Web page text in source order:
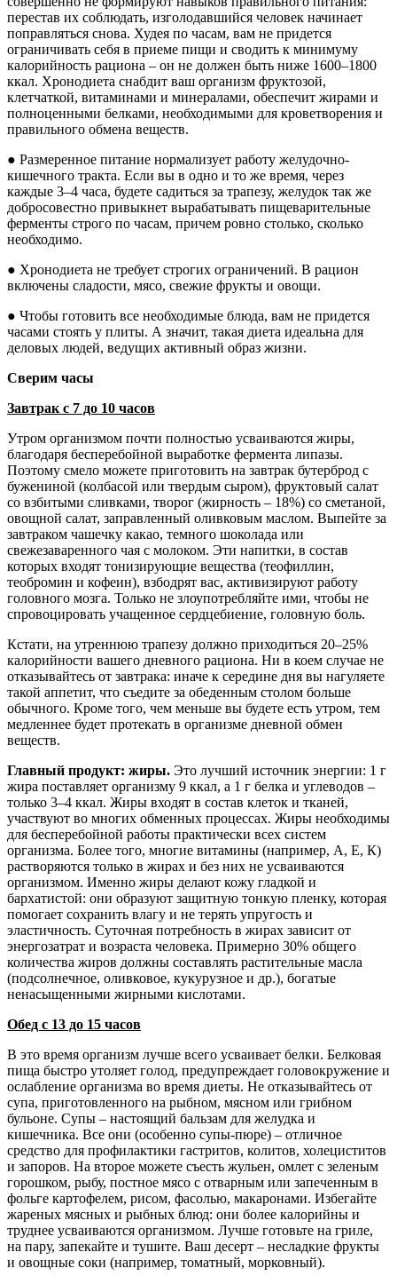
перестав их соблюдать, изголодавшийся человек начинает
поправляться снова. Худея по часам, вам не придется
ограничивать себя в приеме пищи и сводить к минимуму
калорийность рациона – он не должен быть ниже 1600–1800
ккал. Хронодиета снабдит ваш организм фруктозой,
клетчаткой, витаминами и минералами, обеспечит жирами и
полноценными белками, необходимыми для кроветворения и
правильного обмена веществ.
● Размеренное питание нормализует работу желудочно-
кишечного тракта. Если вы в одно и то же время, через
каждые 3–4 часа, будете садиться за трапезу, желудок так же
добросовестно привыкнет вырабатывать пищеварительные
ферменты строго по часам, причем ровно столько, сколько
необходимо.
● Хронодиета не требует строгих ограничений. В рацион
включены сладости, мясо, свежие фрукты и овощи.
● Чтобы готовить все необходимые блюда, вам не придется
часами стоять у плиты. А значит, такая диета идеальна для
деловых людей, ведущих активный образ жизни.
Сверим часы
Завтрак с 7 до 10 часов
Утром организмом почти полностью усваиваются жиры,
благодаря бесперебойной выработке фермента липазы.
Поэтому смело можете приготовить на завтрак бутерброд с
бужениной (колбасой или твердым сыром), фруктовый салат
со взбитыми сливками, творог (жирность – 18%) со сметаной,
овощной салат, заправленный оливковым маслом. Выпейте за
завтраком чашечку какао, темного шоколада или
свежезаваренного чая с молоком. Эти напитки, в состав
которых входят тонизирующие вещества (теофиллин,
теобромин и кофеин), взбодрят вас, активизируют работу
головного мозга. Только не злоупотребляйте ими, чтобы не
спровоцировать учащенное сердцебиение, головную боль.
Кстати, на утреннюю трапезу должно приходиться 20–25%
калорийности вашего дневного рациона. Ни в коем случае не
отказывайтесь от завтрака: иначе к середине дня вы нагуляете
такой аппетит, что съедите за обеденным столом больше
обычного. Кроме того, чем меньше вы будете есть утром, тем
медленнее будет протекать в организме дневной обмен
веществ.
Главный продукт: жиры. Это лучший источник энергии: 1 г
жира поставляет организму 9 ккал, а 1 г белка и углеводов –
только 3–4 ккал. Жиры входят в состав клеток и тканей,
участвуют во многих обменных процессах. Жиры необходимы
для бесперебойной работы практически всех систем
организма. Более того, многие витамины (например, А, Е, К)
растворяются только в жирах и без них не усваиваются
организмом. Именно жиры делают кожу гладкой и
бархатистой: они образуют защитную тонкую пленку, которая
помогает сохранить влагу и не терять упругость и
эластичность. Суточная потребность в жирах зависит от
энергозатрат и возраста человека. Примерно 30% общего
количества жиров должны составлять растительные масла
(подсолнечное, оливковое, кукурузное и др.), богатые
ненасыщенными жирными кислотами.
Обед с 13 до 15 часов
В это время организм лучше всего усваивает белки. Белковая
пища быстро утоляет голод, предупреждает головокружение и
ослабление организма во время диеты. Не отказывайтесь от
супа, приготовленного на рыбном, мясном или грибном
бульоне. Супы – настоящий бальзам для желудка и
кишечника. Все они (особенно супы-пюре) – отличное
средство для профилактики гастритов, колитов, холециститов
и запоров. На второе можете съесть жульен, омлет с зеленым
горошком, рыбу, постное мясо с отварным или запеченным в
фольге картофелем, рисом, фасолью, макаронами. Избегайте
жареных мясных и рыбных блюд: они более калорийны и
труднее усваиваются организмом. Лучше готовьте на гриле,
на пару, запекайте и тушите. Ваш десерт – несладкие фрукты
и овощные соки (например, томатный, морковный).